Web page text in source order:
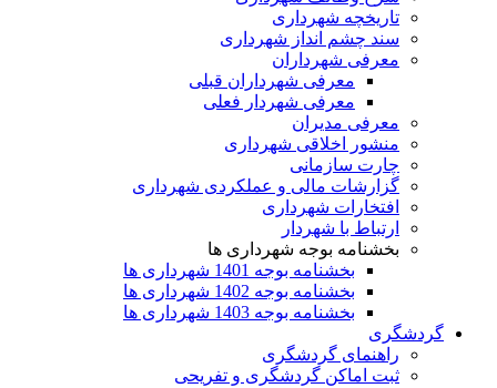
تاریخچه شهرداری
سند چشم انداز شهرداری
معرفی شهرداران
معرفی شهرداران قبلی
معرفی شهردار فعلی
معرفی مدیران
منشور اخلاقی شهرداری
چارت سازمانی
گزارشات مالی و عملکردی شهرداری
افتخارات شهرداری
ارتباط با شهردار
بخشنامه بوجه شهرداری ها
بخشنامه بوجه 1401 شهرداری ها
بخشنامه بوجه 1402 شهرداری ها
بخشنامه بوجه 1403 شهرداری ها
گردشگری
راهنمای گردشگری
ثبت اماکن گردشگری و تفریحی